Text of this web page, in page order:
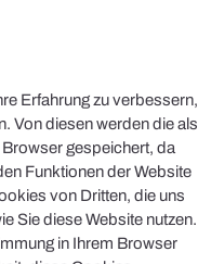
Erfahrung zu verbessern,
Von diesen werden die als
gespeichert, da
Funktionen der Website
von Dritten, die uns
Sie diese Website nutzen.
in Ihrem Browser